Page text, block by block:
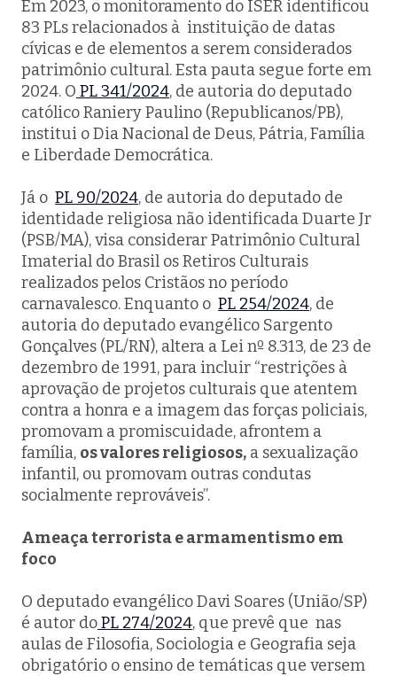
Em 2023, o monitoramento do ISER identificou
83 PLs relacionados à instituição de datas
cívicas e de elementos a serem considerados
patrimônio cultural. Esta pauta segue forte em
2024. O PL 341/2024, de autoria do deputado
católico Raniery Paulino (Republicanos/PB),
institui o Dia Nacional de Deus, Pátria, Família
e Liberdade Democrática.
Já o PL 90/2024, de autoria do deputado de
identidade religiosa não identificada Duarte Jr
(PSB/MA), visa considerar Patrimônio Cultural
Imaterial do Brasil os Retiros Culturais
realizados pelos Cristãos no período
carnavalesco. Enquanto o PL 254/2024, de
autoria do deputado evangélico Sargento
Gonçalves (PL/RN), altera a Lei nº 8.313, de 23 de
dezembro de 1991, para incluir “restrições à
aprovação de projetos culturais que atentem
contra a honra e a imagem das forças policiais,
promovam a promiscuidade, afrontem a
família, os valores religiosos, a sexualização
infantil, ou promovam outras condutas
socialmente reprováveis”.
Ameaça terrorista e armamentismo em
foco
O deputado evangélico Davi Soares (União/SP)
é autor doPL 274/2024, que prevê que nas
aulas de Filosofia, Sociologia e Geografia seja
obrigatório o ensino de temáticas que versem